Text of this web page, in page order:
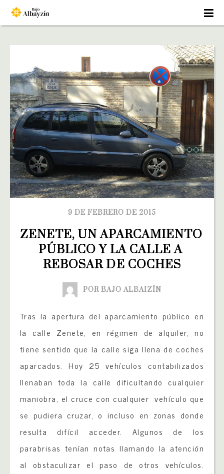
9 DE FEBRERO DE 2015
ZENETE, UN APARCAMIENTO
PÚBLICO Y LA CALLE A
REBOSAR DE COCHES
POR BAJO ALBAIZÍN
Tras la apertura del aparcamiento público en
la calle Zenete, en régimen de alquiler, no
tiene sentido que la calle siga llena de coches
aparcados. Hoy 25 vehículos contabilizados
llenaban toda la calle dificultando cualquier
maniobra, el cruce con cualquier vehículo que
se pudiera cruzar, o incluso en zonas donde
resulta difícil acceder. Algunos de los
parabrisas tenían notas llamando la atención
al obstaculizar el paso de otros vehículos.